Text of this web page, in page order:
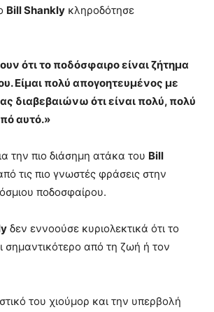
Bill Shankly κληροδότησε
ότι το ποδόσφαιρο είναι ζήτημα
Είμαι πολύ απογοητευμένος με
διαβεβαιώνω ότι είναι πολύ, πολύ
αυτό.»
την πιο διάσημη ατάκα του Bill
τις πιο γνωστές φράσεις στην
ποδοσφαίρου.
δεν εννοούσε κυριολεκτικά ότι το
σημαντικότερο από τη ζωή ή τον
του χιούμορ και την υπερβολή